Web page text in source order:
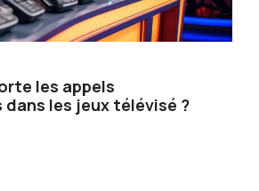
les appels
les jeux télévisé ?